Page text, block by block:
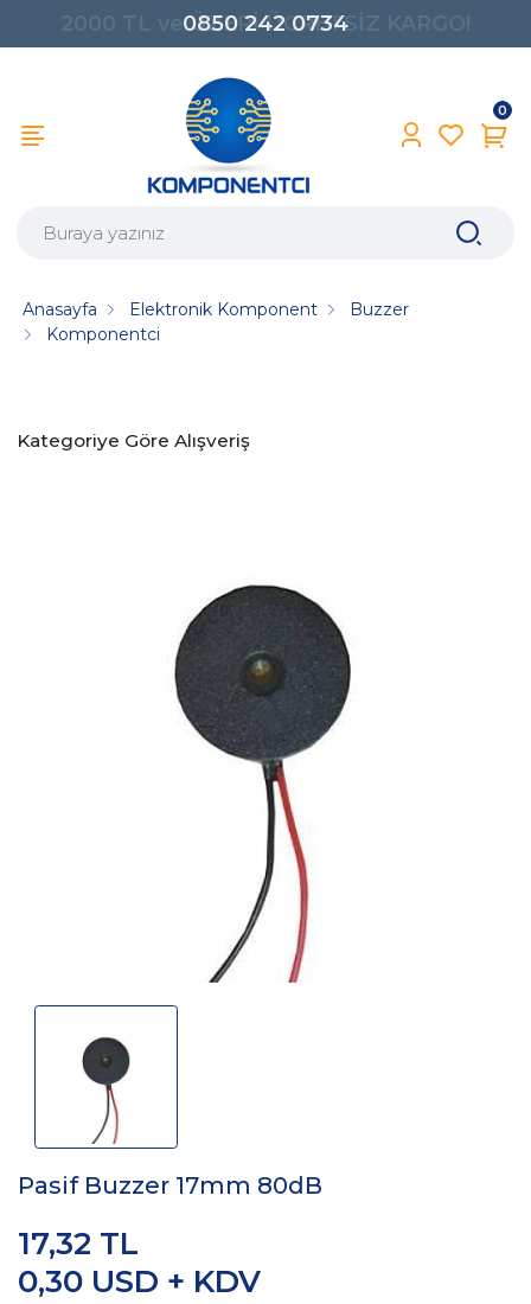
0850 242 0734
0
Anasayfa Elektronik Komponent
Buzzer
Komponentci
Kategoriye Göre Alışveriş
Pasif Buzzer 17mm 80dB
0,30 USD + KDV
17,32 TL